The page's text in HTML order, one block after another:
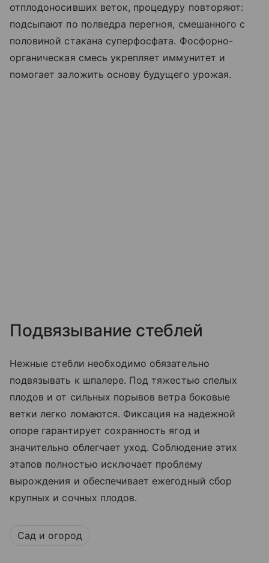
отплодоносивших веток, процедуру повторяют:
подсыпают по полведра перегноя, смешанного с
половиной стакана суперфосфата. Фосфорно-
органическая смесь укрепляет иммунитет и
помогает заложить основу будущего урожая.
Подвязывание стеблей
Нежные стебли необходимо обязательно
подвязывать к шпалере. Под тяжестью спелых
плодов и от сильных порывов ветра боковые
ветки легко ломаются. Фиксация на надежной
опоре гарантирует сохранность ягод и
значительно облегчает уход. Соблюдение этих
этапов полностью исключает проблему
вырождения и обеспечивает ежегодный сбор
крупных и сочных плодов.
Сад и огород